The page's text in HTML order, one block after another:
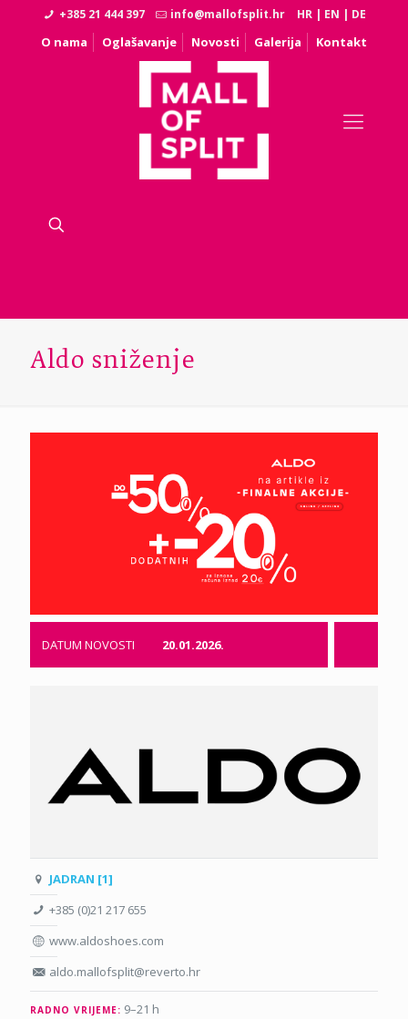
+385 21 444 397 info@mallofsplit.hr HR | EN | DE
O nama Oglašavanje Novosti Galerija Kontakt
Aldo sniženje
DATUM NOVOSTI 20.01.2026.
JADRAN [1]
+385 (0)21 217 655
www.aldoshoes.com
aldo.mallofsplit@reverto.hr
RADNO VRIJEME: 9–21 h